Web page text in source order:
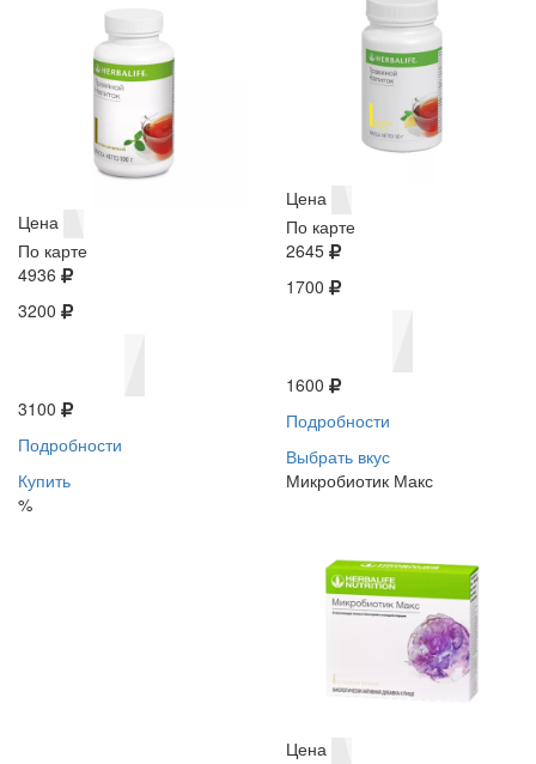
Цена
По карте
4936
3200
3100
Подробности
Купить
%
Цена
По карте
2645
1700
1600
Подробности
Выбрать вкус
Микробиотик Макс
Цена